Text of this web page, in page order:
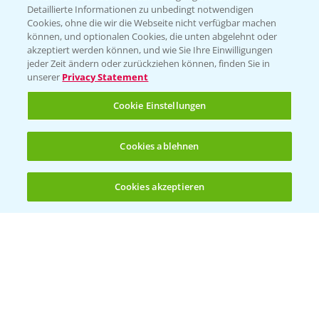
(noch 4)
KONTAKT
Hilfe in Notfällen
T.+49 (0)214/30-20220
Folgen Sie uns
Detaillierte Informationen zu unbedingt notwendigen
Cookies, ohne die wir die Webseite nicht verfügbar machen
können, und optionalen Cookies, die unten abgelehnt oder
akzeptiert werden können, und wie Sie Ihre Einwilligungen
jeder Zeit ändern oder zurückziehen können, finden Sie in
unserer Privacy Statement
Cookie Einstellungen
Cookies ablehnen
Cookies akzeptieren